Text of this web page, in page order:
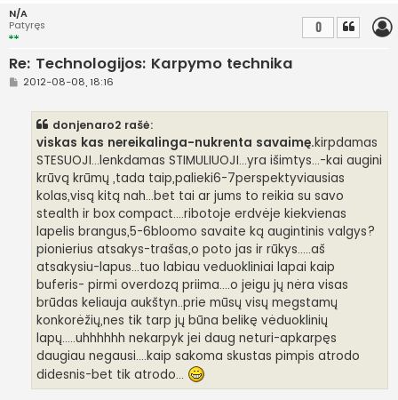
n
ė
N/A
Patyręs
Re: Technologijos: Karpymo technika
0
S2012-08-08, 18:16
donjenaro2 rašė:
viskas kas nereikalinga-nukrenta savaimę.kirpdamas
STESUOJI...lenkdamas STIMULIUOJI...yra išimtys...-kai augini
krūvą krūmų ,tada taip,palieki6-7perspektyviausias
kolas,visą kitą nah...bet tai ar jums to reikia su savo
stealth ir box compact....ribotoje erdvėje kiekvienas
lapelis brangus,5-6bloomo savaite ką augintinis valgys?
pionierius atsakys-trašas,o poto jas ir rūkys.....aš
atsakysiu-lapus...tuo labiau veduokliniai lapai kaip
buferis- pirmi overdozą priima....o jeigu jų nėra visas
brūdas keliauja aukštyn..prie mūsų visų megstamų
konkorėžių,nes tik tarp jų būna belikę vėduoklinių
lapų.....uhhhhhh nekarpyk jei daug neturi-apkarpęs
daugiau negausi....kaip sakoma skustas pimpis atrodo
didesnis-bet tik atrodo...